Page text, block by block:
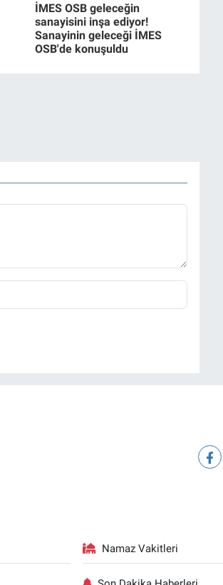
İMES OSB geleceğin
sanayisini inşa ediyor!
Sanayinin geleceği İMES
OSB'de konuşuldu
Namaz Vakitleri